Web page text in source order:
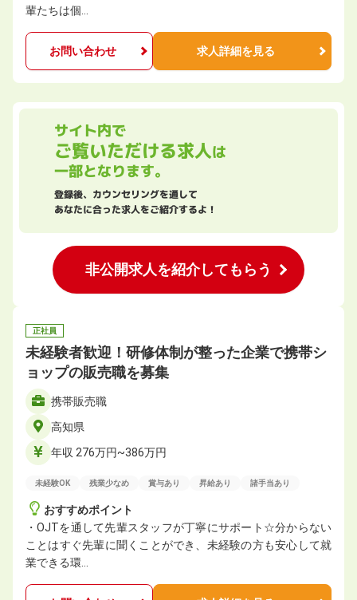
輩たちは個…
お問い合わせ 求人詳細を見る
サイト内で
ご覧いただける求人は
一部となります。
登録後、カウンセリングを通して
あなたに合った求人をご紹介するよ！
非公開求人を紹介してもらう
正社員
未経験者歓迎！研修体制が整った企業で携帯シ
ョップの販売職を募集
携帯販売職
高知県
年収 276万円~386万円
未経験OK 残業少なめ 賞与あり 昇給あり 諸手当あり
おすすめポイント
・OJTを通して先輩スタッフが丁寧にサポート☆分からない
ことはすぐ先輩に聞くことができ、未経験の方も安心して就
業できる環…